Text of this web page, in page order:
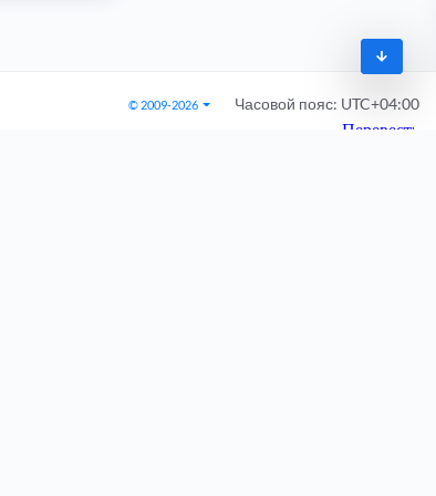
© 2009-2026 Часовой пояс: UTC+04:00